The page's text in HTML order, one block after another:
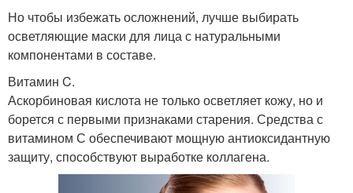
Но чтобы избежать осложнений, лучше выбирать
осветляющие маски для лица с натуральными
компонентами в составе.
Витамин C.
Аскорбиновая кислота не только осветляет кожу, но и
борется с первыми признаками старения. Средства с
витамином С обеспечивают мощную антиоксидантную
защиту, способствуют выработке коллагена.